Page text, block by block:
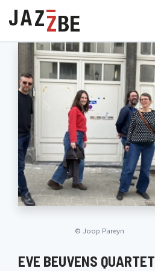
© Joop Pareyn
EVE BEUVENS QUARTET